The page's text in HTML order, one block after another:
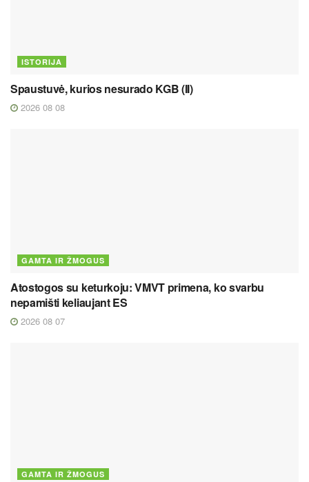
ISTORIJA
Spaustuvė, kurios nesurado KGB (II)
2026 08 08
GAMTA IR ŽMOGUS
Atostogos su keturkoju: VMVT primena, ko svarbu
nepamišti keliaujant ES
2026 08 07
GAMTA IR ŽMOGUS